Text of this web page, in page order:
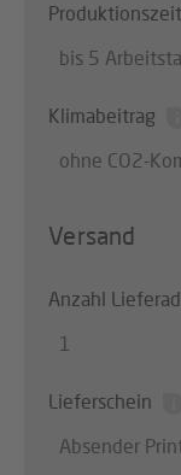
Produktionszeit
bis 5
Klimabeitrag
ohne CO2-
Versand
Anzahl
1
Lieferschein
Absender